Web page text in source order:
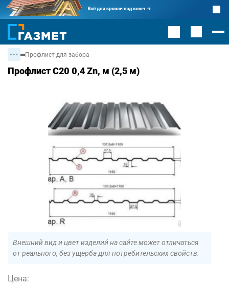
Профлист для забора
Профлист С20 0,4 Zn, м (2,5 м)
Внешний вид и цвет изделий на сайте может отличаться
от реального, без ущерба для потребительских свойств.
Цена: